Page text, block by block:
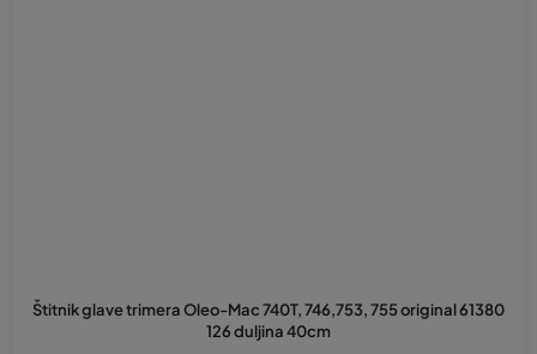
Štitnik glave trimera Oleo-Mac 740T, 746,753, 755 original 61380
126 duljina 40cm
proizvoda
je